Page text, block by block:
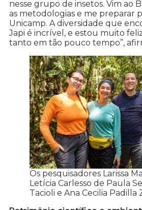
nesse grupo de insetos. Vim ao
as metodologias e me preparar
Unicamp. A diversidade que
Japi é incrível, e estou muito
tanto em tão pouco tempo”,
Os pesquisadores Larissa
Letícia Carlesso de Paula
Tacioli e Ana Cecilia Padilla